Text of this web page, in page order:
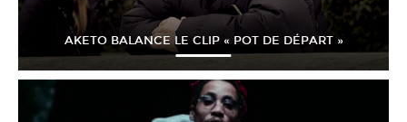
AKETO BALANCE LE CLIP « POT DE DÉPART »